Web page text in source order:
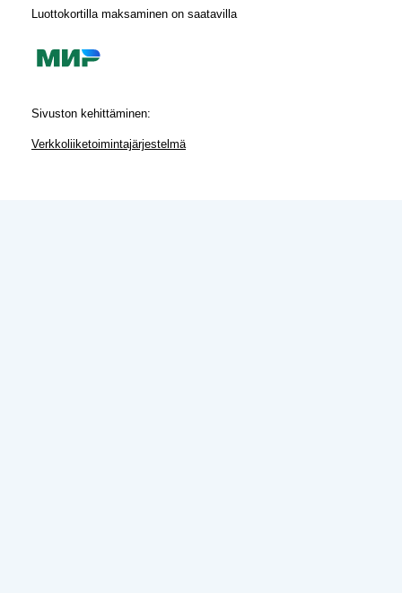
Luottokortilla maksaminen on saatavilla
Sivuston kehittäminen:
Verkkoliiketoimintajärjestelmä